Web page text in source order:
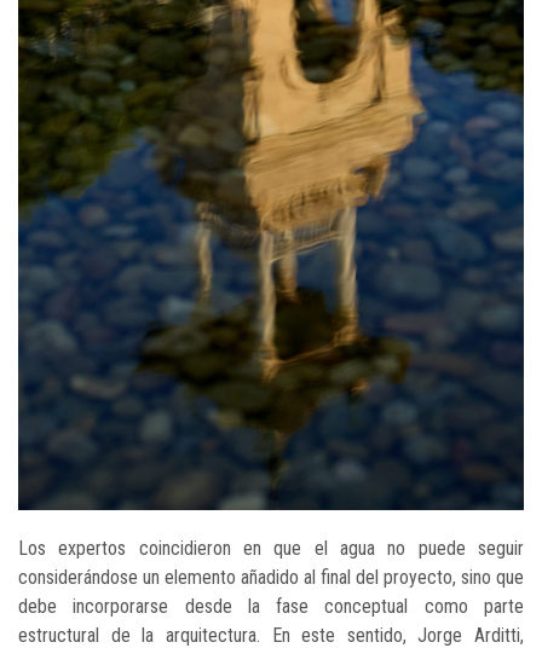
Los expertos coincidieron en que el agua no puede seguir
considerándose un elemento añadido al final del proyecto, sino que
debe incorporarse desde la fase conceptual como parte
estructural de la arquitectura. En este sentido, Jorge Arditti,